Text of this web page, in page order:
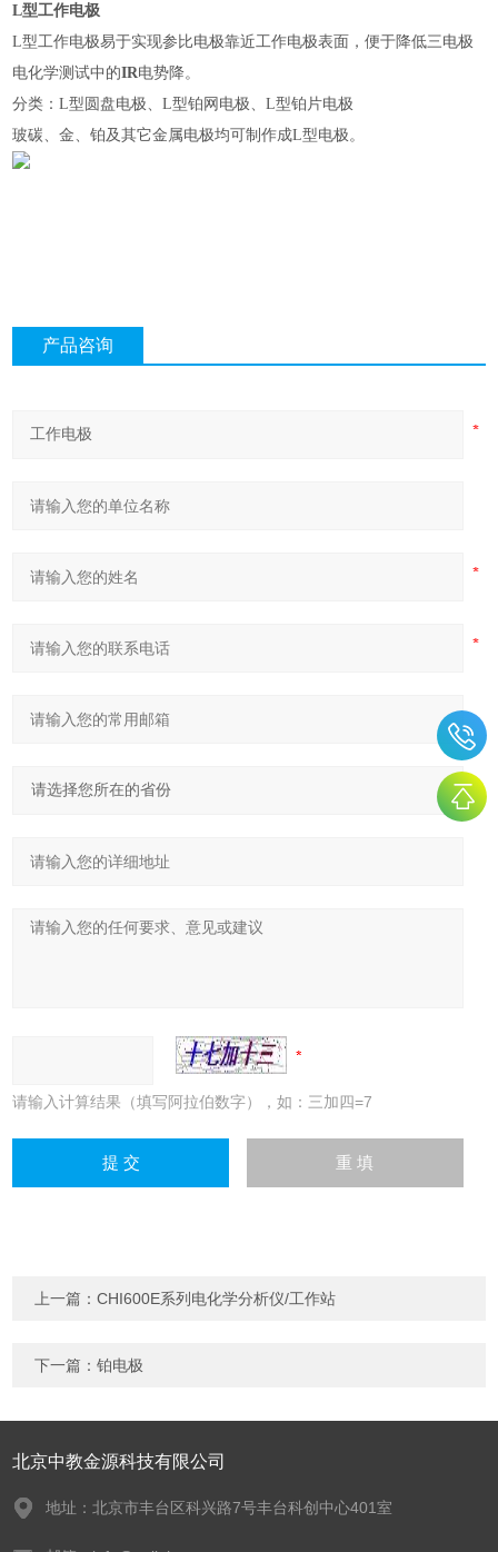
L型工作电极
L型工作电极易于实现参比电极靠近工作电极表面，便于降低三电极
电化学测试中的IR电势降。
分类：L型圆盘电极、L型铂网电极、L型铂片电极
玻碳、金、铂及其它金属电极均可制作成L型电极。
产品咨询
请输入计算结果（填写阿拉伯数字），如：三加四=7
上一篇：CHI600E系列电化学分析仪/工作站
下一篇：铂电极
北京中教金源科技有限公司
地址：北京市丰台区科兴路7号丰台科创中心401室